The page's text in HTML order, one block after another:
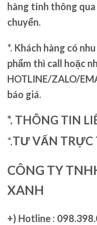
hàng tỉnh thông qua
chuyển.
*. Khách hàng có
phẩm thì call hoặc
HOTLINE/ZALO/
báo giá.
*. THÔNG TIN
*.TƯ VẤN TRỰC
CÔNG TY
XANH
+) Hotline :